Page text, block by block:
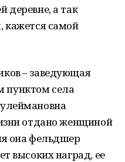
деревне, а так
кажется самой
– заведующая
пунктом села
отдано женщиной
она фельдшер
высоких наград, ее